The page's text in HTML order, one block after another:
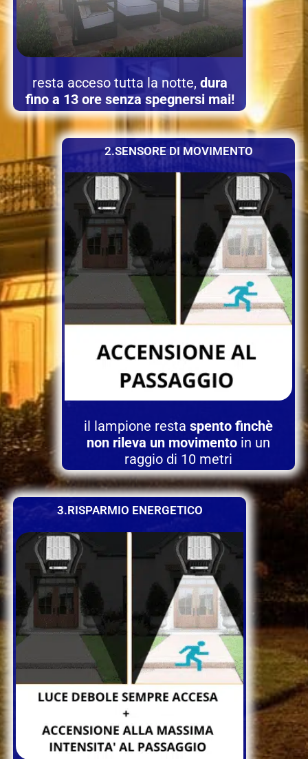
resta acceso tutta la notte, dura
fino a 13 ore senza spegnersi mai!
2.SENSORE DI MOVIMENTO
il lampione resta spento finchè
non rileva un movimento in un
raggio di 10 metri
3.RISPARMIO ENERGETICO